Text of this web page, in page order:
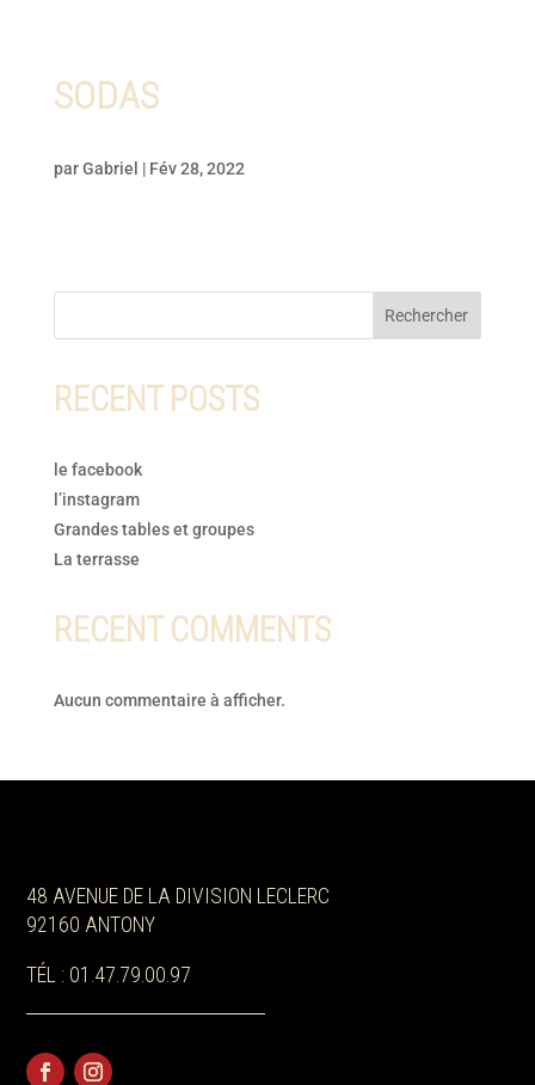
SODAS
parGabriel | Fév 28, 2022
Rechercher
RECENT POSTS
le facebook
l’instagram
Grandes tables et groupes
La terrasse
RECENT COMMENTS
Aucun commentaire à afficher.
48 AVENUE DE LA DIVISION LECLERC
92160 ANTONY
TÉL : 01.47.79.00.97